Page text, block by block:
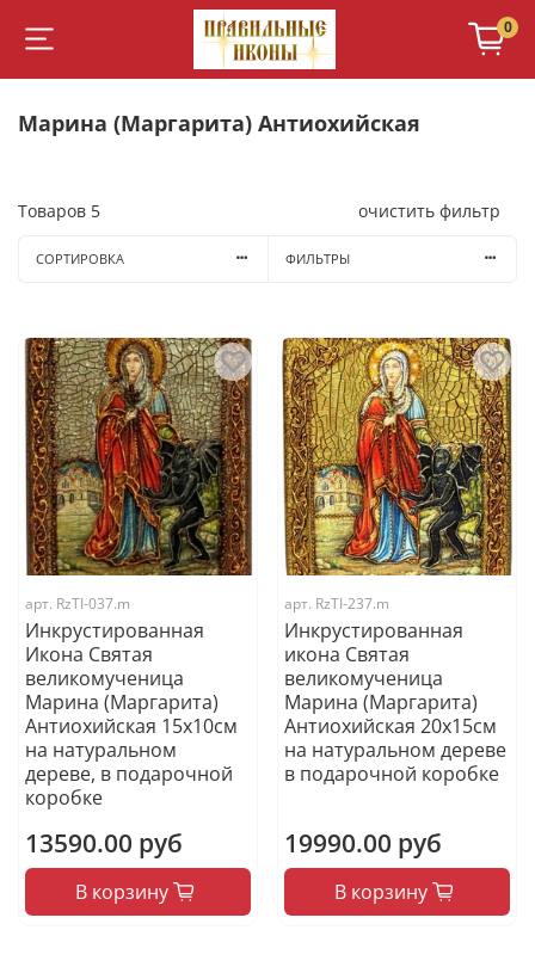
0
Марина (Маргарита) Антиохийская
Товаров 5 очистить фильтр
СОРТИРОВКА ФИЛЬТРЫ
арт. RzTI-037.m
Инкрустированная
Икона Святая
великомученица
Марина (Маргарита)
Антиохийская 15х10см
на натуральном
дереве, в подарочной
коробке
13590.00 руб
В корзину
арт. RzTI-237.m
Инкрустированная
икона Святая
великомученица
Марина (Маргарита)
Антиохийская 20х15см
на натуральном дереве
в подарочной коробке
19990.00 руб
В корзину